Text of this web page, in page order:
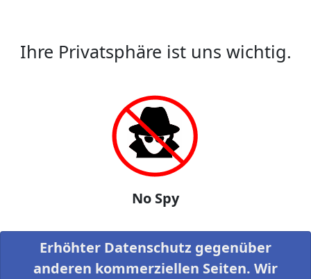
Ihre Privatsphäre ist uns wichtig.
No Spy
Erhöhter Datenschutz gegenüber
anderen kommerziellen Seiten. Wir